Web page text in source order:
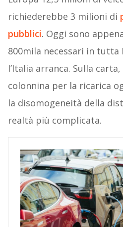
richiederebbe 3 milioni di
pubblici. Oggi sono
800mila necessari in tutta
l’Italia arranca. Sulla carta,
colonnina per la ricarica
la disomogeneità della
realtà più complicata.